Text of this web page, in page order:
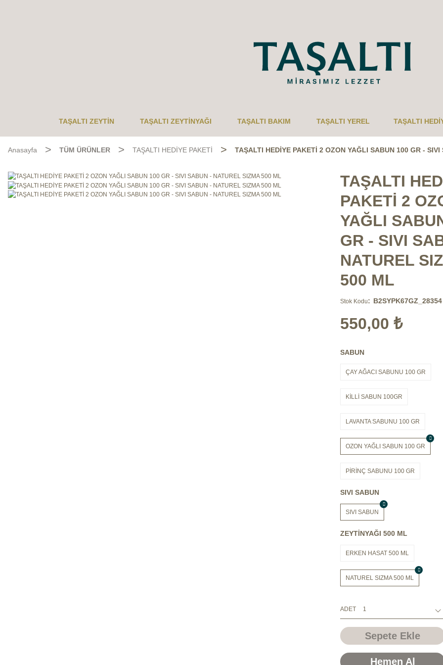
TAŞALTI ZEYTIN TAŞALTI ZEYTINYAĞI TAŞALTI BAKIM TAŞALTI YEREL TAŞALTI
Anasayfa TÜM ÜRÜNLER TAŞALTI HEDİYE PAKETİ TAŞALTI HEDİYE PAKETİ 2 OZON YAĞLI SABUN 100 GR -
TAŞALTI
PAKETİ 2
YAĞLI
GR - SIVI
NATUREL
500 ML
Stok Kodu B2SYPK67GZ_28354
550,00 ₺
SABUN
ÇAY AĞACI SABUNU 100 GR
KİLLİ SABUN 100GR
LAVANTA SABUNU 100 GR
OZON YAĞLI SABUN 100 GR
PİRİNÇ SABUNU 100 GR
SIVI SABUN
SIVI SABUN
ZEYTİNYAĞI 500 ML
ERKEN HASAT 500 ML
NATUREL SIZMA 500 ML
ADET
Sepete Ekle
Hemen Al